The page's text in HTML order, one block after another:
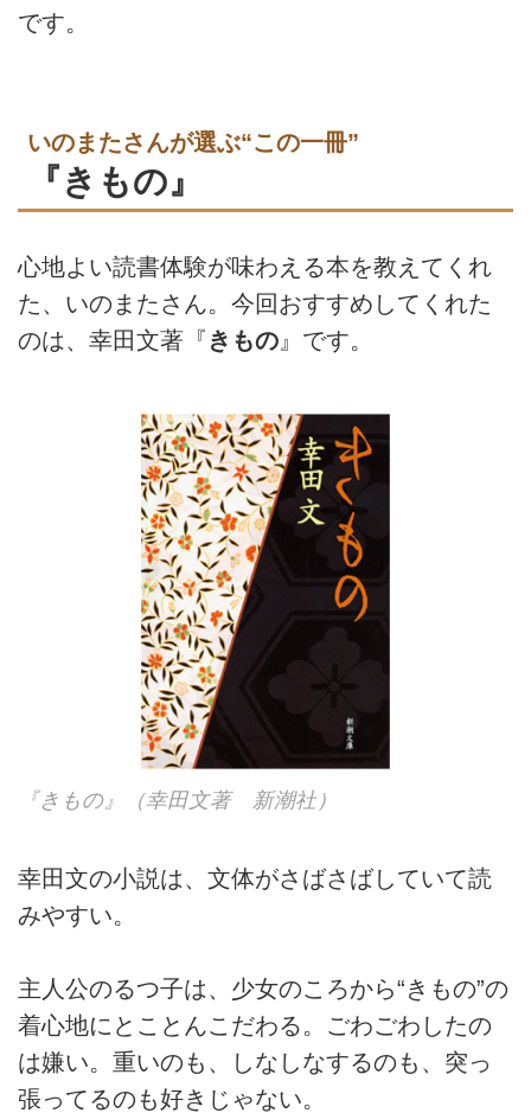
です。
いのまたさんが選ぶ“この一冊”
『きもの』
心地よい読書体験が味わえる本を教えてくれ
た、いのまたさん。今回おすすめしてくれた
のは、幸田文著『 きもの 』です。
『きもの』（幸田文著 新潮社）
幸田文の小説は、文体がさばさばしていて読
みやすい。
主人公のるつ子は、少女のころから“きもの”の
着心地にとことんこだわる。ごわごわしたの
は嫌い。重いのも、しなしなするのも、突っ
張ってるのも好きじゃない。